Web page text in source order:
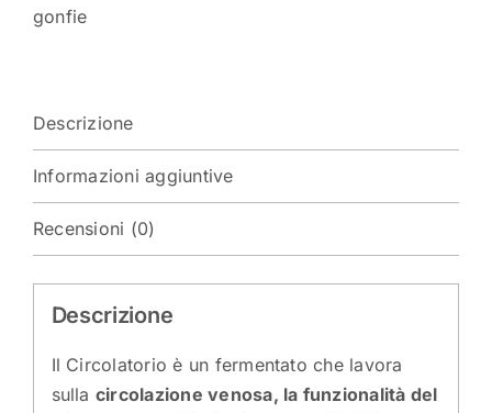
gonfie
Descrizione
Informazioni aggiuntive
Recensioni (0)
Descrizione
Il Circolatorio è un fermentato che lavora
sulla circolazione venosa, la funzionalità del